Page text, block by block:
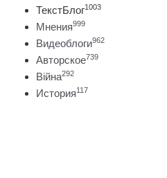
ТекстБлог1003
Мнения999
Видеоблоги962
Авторское739
Війна292
История117